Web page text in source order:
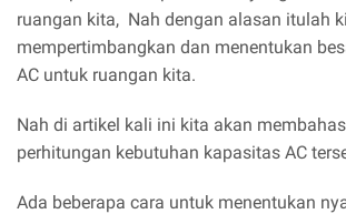
ruangan kita, Nah dengan alasan itulah
mempertimbangkan dan menentukan
AC untuk ruangan kita.
Nah di artikel kali ini kita akan
perhitungan kebutuhan kapasitas AC
Ada beberapa cara untuk menentukan